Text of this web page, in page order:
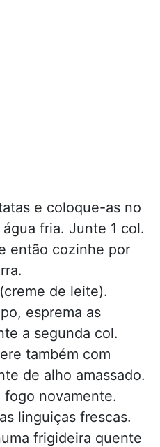
e coloque-as no
fria. Junte 1 col.
então cozinhe por
de leite).
esprema as
a segunda col.
também com
de alho amassado.
novamente.
linguiças frescas.
frigideira quente